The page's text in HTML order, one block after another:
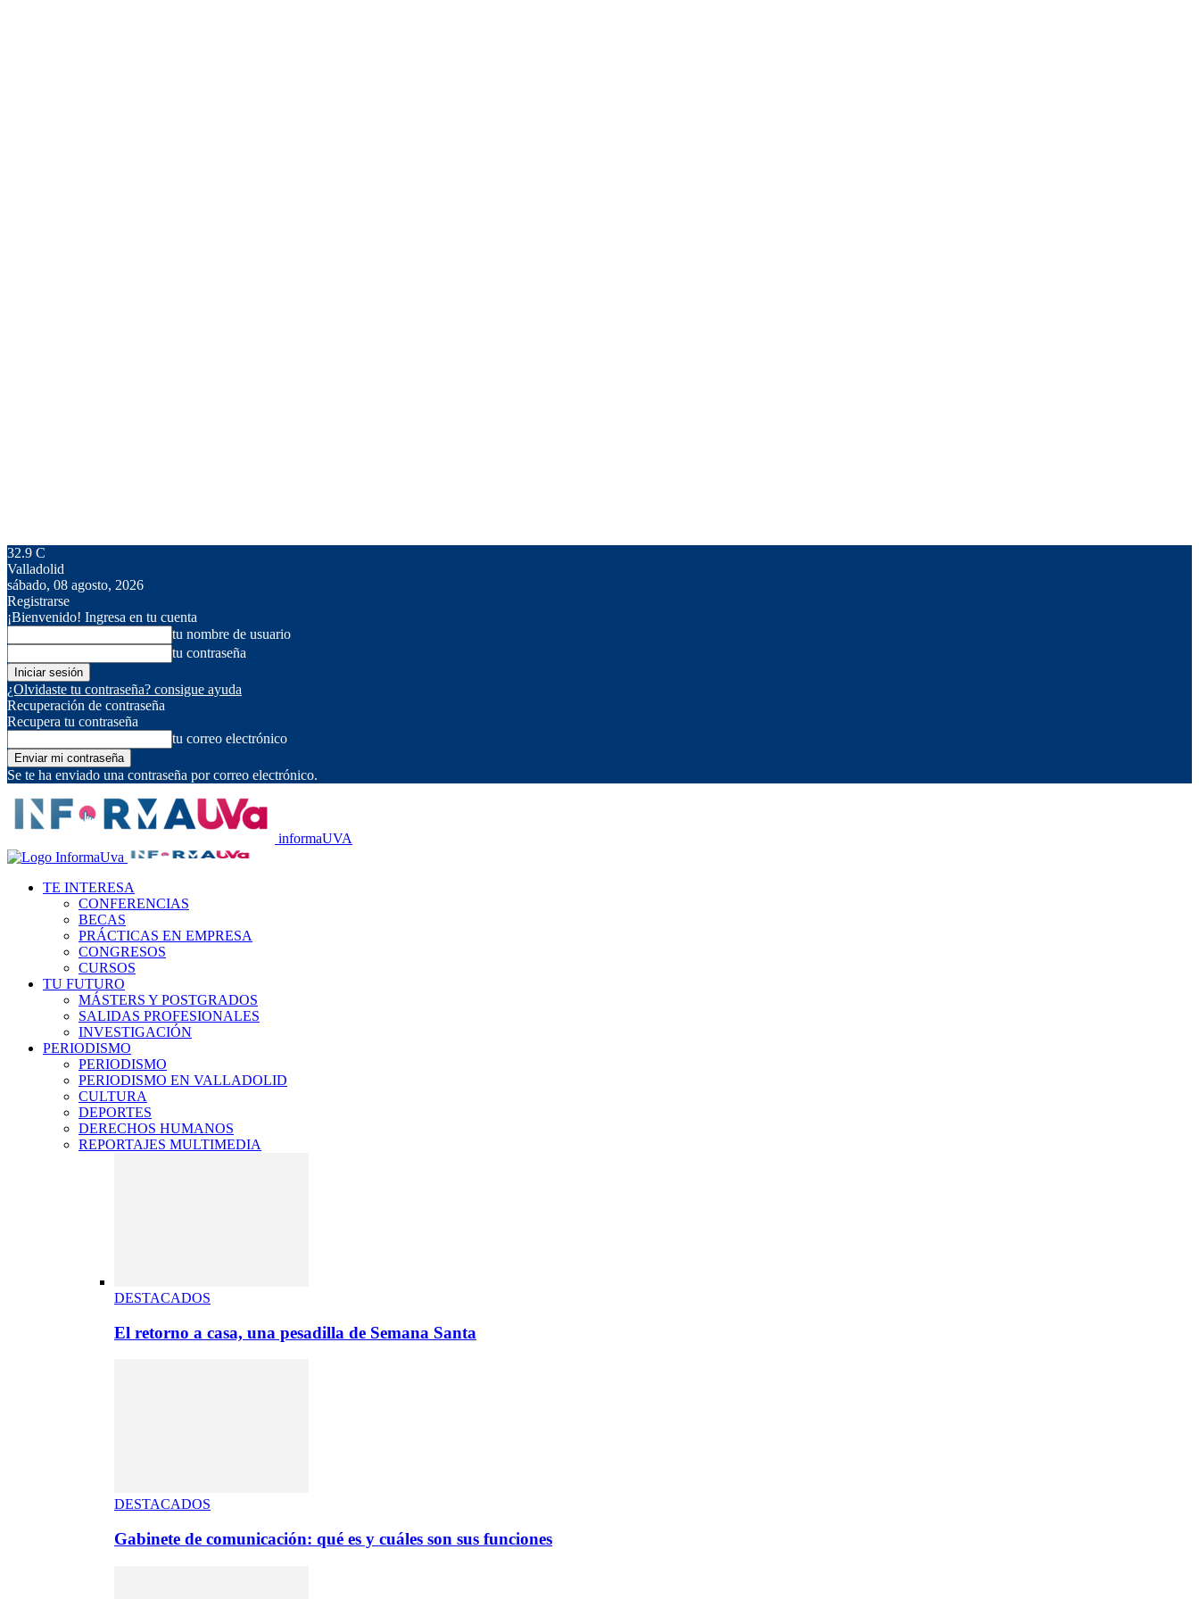
32.9 C
Valladolid
sábado, 08 agosto, 2026
Registrarse
¡Bienvenido! Ingresa en tu cuenta
tu nombre de usuario
tu contraseña
¿Olvidaste tu contraseña? consigue ayuda
Recuperación de contraseña
Recupera tu contraseña
tu correo electrónico
Se te ha enviado una contraseña por correo electrónico.
informaUVA
TE INTERESA
CONFERENCIAS
BECAS
PRÁCTICAS EN EMPRESA
CONGRESOS
CURSOS
TU FUTURO
MÁSTERS Y POSTGRADOS
SALIDAS PROFESIONALES
INVESTIGACIÓN
PERIODISMO
PERIODISMO
PERIODISMO EN VALLADOLID
CULTURA
DEPORTES
DERECHOS HUMANOS
REPORTAJES MULTIMEDIA
DESTACADOS
El retorno a casa, una pesadilla de Semana Santa
DESTACADOS
Gabinete de comunicación: qué es y cuáles son sus funciones